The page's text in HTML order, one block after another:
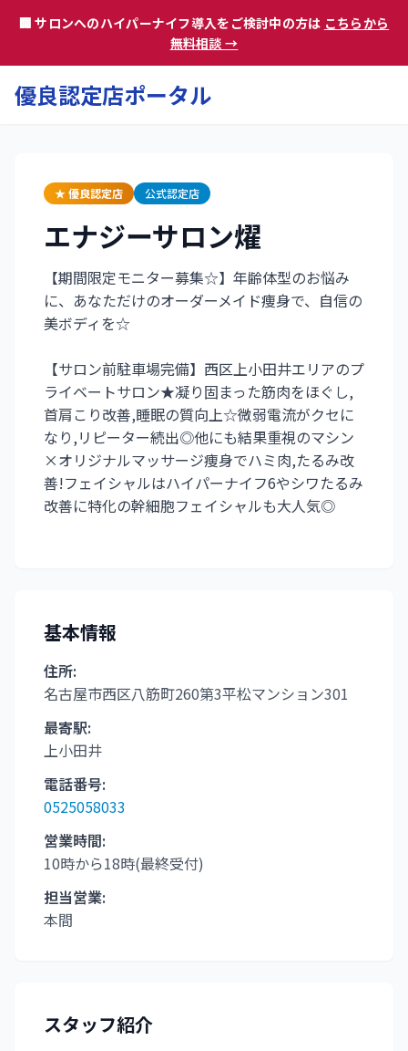
🏢 サロンへのハイパーナイフ導入をご検討中の方は こちらから
無料相談 →
優良認定店ポータル
★ 優良認定店 公式認定店
エナジーサロン燿
【期間限定モニター募集☆】年齢体型のお悩み
に、あなただけのオーダーメイド痩身で、自信の
美ボディを☆
【サロン前駐車場完備】西区上小田井エリアのプ
ライベートサロン★凝り固まった筋肉をほぐし,
首肩こり改善,睡眠の質向上☆微弱電流がクセに
なり,リピーター続出◎他にも結果重視のマシン
×オリジナルマッサージ痩身でハミ肉,たるみ改
善!フェイシャルはハイパーナイフ6やシワたるみ
改善に特化の幹細胞フェイシャルも大人気◎
基本情報
住所:
名古屋市西区八筋町260第3平松マンション301
最寄駅:
上小田井
電話番号:
0525058033
営業時間:
10時から18時(最終受付)
担当営業:
本間
スタッフ紹介